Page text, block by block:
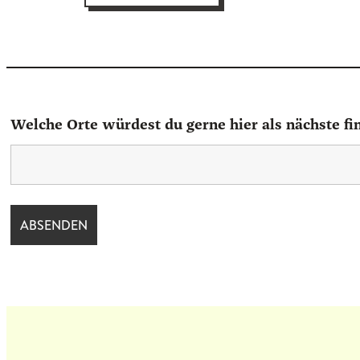
Welche Orte würdest du gerne hier als nächste